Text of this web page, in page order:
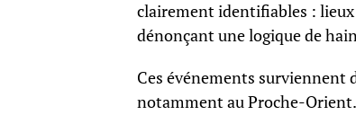
clairement identifiables :
dénonçant une logique de
Ces événements
notamment au Proche-